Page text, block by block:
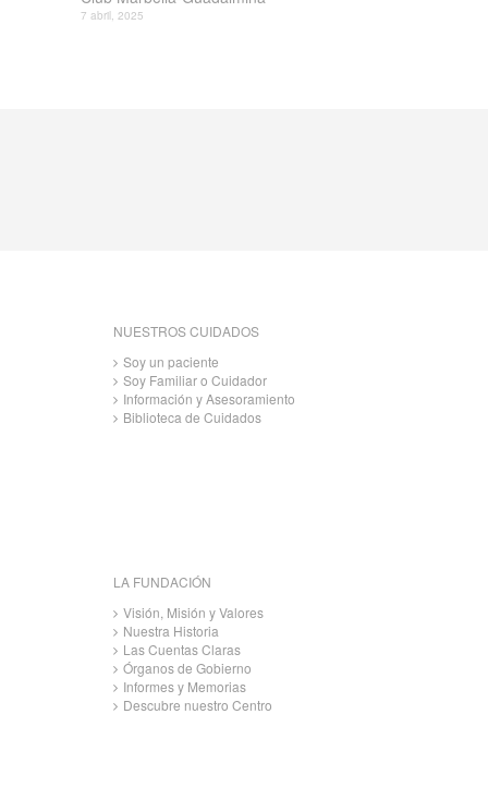
7 abril, 2025
NUESTROS CUIDADOS
Soy un paciente
Soy Familiar o Cuidador
Información y Asesoramiento
Biblioteca de Cuidados
LA FUNDACIÓN
Visión, Misión y Valores
Nuestra Historia
Las Cuentas Claras
Órganos de Gobierno
Informes y Memorias
Descubre nuestro Centro